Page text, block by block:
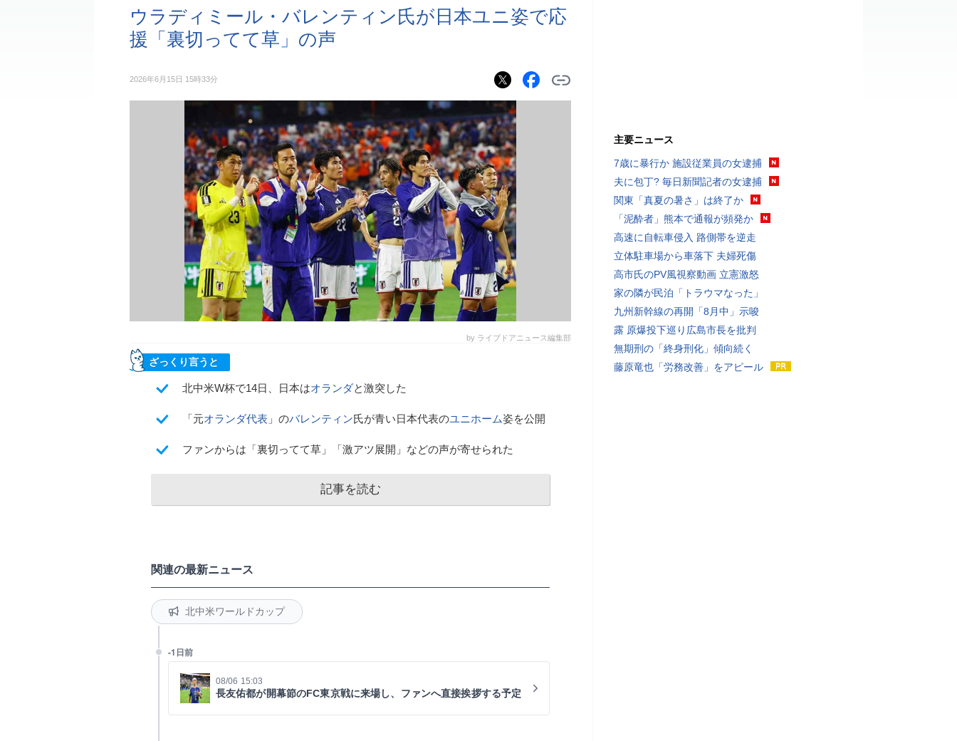
ウラディミール・バレンティン氏が日本ユニ姿で応
援「裏切ってて草」の声
2026年6月15日 15時33分
by ライブドアニュース編集部
ざっくり言うと
北中米W杯で14日、日本はオランダと激突した
「元オランダ代表 」のバレンティン氏が青い日本代表のユニホーム姿を公開
ファンからは「裏切ってて草」「激アツ展開」などの声が寄せられた
記事を読む
関連の最新ニュース
北中米ワールドカップ
-1日前
08/06 15:03
長友佑都が開幕節のFC東京戦に来場し、ファンへ直接挨拶する予定
主要ニュース
7歳に暴行か 施設従業員の女逮捕
夫に包丁? 毎日新聞記者の女逮捕
関東「真夏の暑さ」は終了か
「泥酔者」熊本で通報が頻発か
高速に自転車侵入 路側帯を逆走
立体駐車場から車落下 夫婦死傷
高市氏のPV風視察動画 立憲激怒
家の隣が民泊「トラウマなった」
九州新幹線の再開「8月中」示唆
露 原爆投下巡り広島市長を批判
無期刑の「終身刑化」傾向続く
藤原竜也「労務改善」をアピール